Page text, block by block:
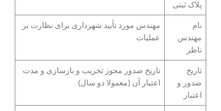
پلاک ثبتی
نام
مهندس
ناظر
مهندس مورد تأیید شهرداری برای نظارت بر
عملیات
تاریخ
صدور و
اعتبار
تاریخ صدور مجوز تخریب و بازسازی و مدت
اعتبار آن (معمولا دو سال)